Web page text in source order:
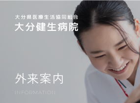
大分県医療生活協同組合 大分健生病院
外来案内
INFORMATION